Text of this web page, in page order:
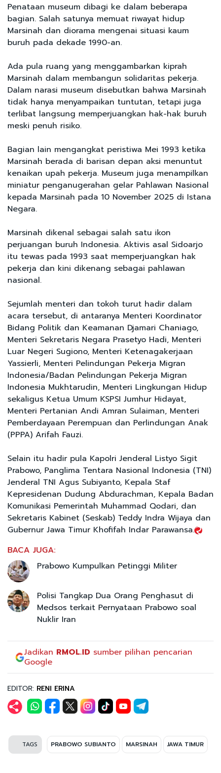
Penataan museum dibagi ke dalam beberapa
bagian. Salah satunya memuat riwayat hidup
Marsinah dan diorama mengenai situasi kaum
buruh pada dekade 1990-an.
Ada pula ruang yang menggambarkan kiprah
Marsinah dalam membangun solidaritas pekerja.
Dalam narasi museum disebutkan bahwa Marsinah
tidak hanya menyampaikan tuntutan, tetapi juga
terlibat langsung memperjuangkan hak-hak buruh
meski penuh risiko.
Bagian lain mengangkat peristiwa Mei 1993 ketika
Marsinah berada di barisan depan aksi menuntut
kenaikan upah pekerja. Museum juga menampilkan
miniatur penganugerahan gelar Pahlawan Nasional
kepada Marsinah pada 10 November 2025 di Istana
Negara.
Marsinah dikenal sebagai salah satu ikon
perjuangan buruh Indonesia. Aktivis asal Sidoarjo
itu tewas pada 1993 saat memperjuangkan hak
pekerja dan kini dikenang sebagai pahlawan
nasional.
Sejumlah menteri dan tokoh turut hadir dalam
acara tersebut, di antaranya Menteri Koordinator
Bidang Politik dan Keamanan Djamari Chaniago,
Menteri Sekretaris Negara Prasetyo Hadi, Menteri
Luar Negeri Sugiono, Menteri Ketenagakerjaan
Yassierli, Menteri Pelindungan Pekerja Migran
Indonesia/Badan Pelindungan Pekerja Migran
Indonesia Mukhtarudin, Menteri Lingkungan Hidup
sekaligus Ketua Umum KSPSI Jumhur Hidayat,
Menteri Pertanian Andi Amran Sulaiman, Menteri
Pemberdayaan Perempuan dan Perlindungan Anak
(PPPA) Arifah Fauzi.
Selain itu hadir pula Kapolri Jenderal Listyo Sigit
Prabowo, Panglima Tentara Nasional Indonesia (TNI)
Jenderal TNI Agus Subiyanto, Kepala Staf
Kepresidenan Dudung Abdurachman, Kepala Badan
Komunikasi Pemerintah Muhammad Qodari, dan
Sekretaris Kabinet (Seskab) Teddy Indra Wijaya dan
Gubernur Jawa Timur Khofifah Indar Parawansa.
BACA JUGA:
Prabowo Kumpulkan Petinggi Militer
Polisi Tangkap Dua Orang Penghasut di
Medsos terkait Pernyataan Prabowo soal
Nuklir Iran
Jadikan RMOL.ID sumber pilihan pencarian
Google
EDITOR: RENI ERINA
TAGS PRABOWO SUBIANTO MARSINAH JAWA TIMUR